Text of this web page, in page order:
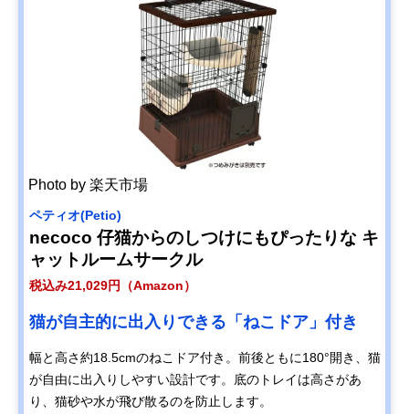
Photo by 楽天市場
ペティオ(Petio)
necoco 仔猫からのしつけにもぴったりな キ
ャットルームサークル
税込み21,029円（Amazon）
猫が自主的に出入りできる「ねこドア」付き
幅と高さ約18.5cmのねこドア付き。前後ともに180°開き、猫
が自由に出入りしやすい設計です。底のトレイは高さがあ
り、猫砂や水が飛び散るのを防止します。